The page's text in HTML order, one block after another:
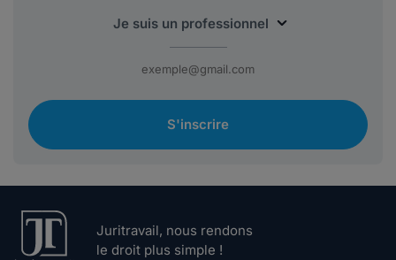
S'inscrire
Juritravail, nous rendons
le droit plus simple !